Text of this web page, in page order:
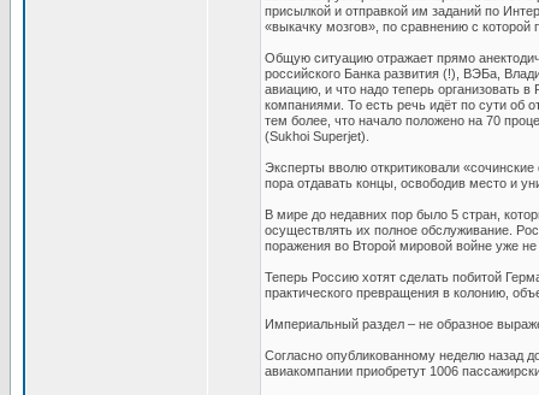
присылкой и отправкой им заданий по
«выкачку мозгов», по сравнению с
Общую ситуацию отражает прямо
российского Банка развития (!), ВЭБа,
авиацию, и что надо теперь организовать
компаниями. То есть речь идёт по сути об
тем более, что начало положено на 70
(Sukhoi Superjet).
Эксперты вволю откритиковали
пора отдавать концы, освободив место и
В мире до недавних пор было 5 стран,
осуществлять их полное обслуживание.
поражения во Второй мировой войне уже
Теперь Россию хотят сделать побитой
практического превращения в колонию,
Империальный раздел – не образное
Согласно опубликованному неделю назад
авиакомпании приобретут 1006